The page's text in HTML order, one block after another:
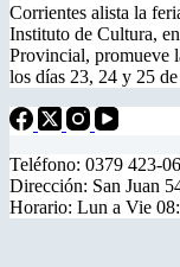
Corrientes alista la
Instituto de Cultura,
Provincial, promueve
los días 23, 24 y 25
Teléfono: 0379 423-
Dirección: San Juan
Horario: Lun a Vie